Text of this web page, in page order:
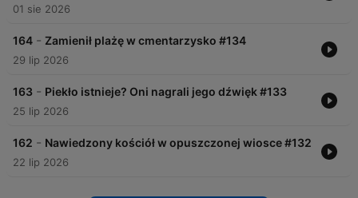
01 sie 2026
164 - Zamienił plażę w cmentarzysko #134
29 lip 2026
163 - Piekło istnieje? Oni nagrali jego dźwięk #133
25 lip 2026
162 - Nawiedzony kościół w opuszczonej wiosce #132
22 lip 2026